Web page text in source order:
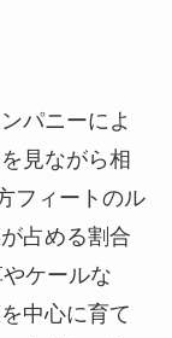
パニーによ
見ながら相
フィートのル
占める割合
ケールな
中心に育て